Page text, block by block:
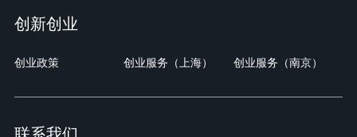
创新创业
创业政策 创业服务（上海） 创业服务（南京）